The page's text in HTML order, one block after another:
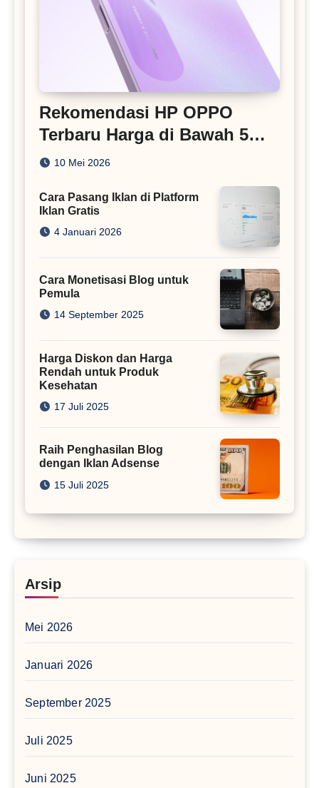
Rekomendasi HP OPPO
Terbaru Harga di Bawah 5
Juta
10 Mei 2026
Cara Pasang Iklan di Platform
Iklan Gratis
4 Januari 2026
Cara Monetisasi Blog untuk
Pemula
14 September 2025
Harga Diskon dan Harga
Rendah untuk Produk
Kesehatan
17 Juli 2025
Raih Penghasilan Blog
dengan Iklan Adsense
15 Juli 2025
Arsip
Mei 2026
Januari 2026
September 2025
Juli 2025
Juni 2025